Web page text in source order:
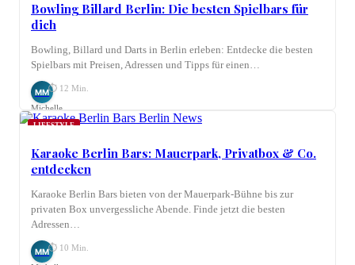
Bowling Billard Berlin: Die besten Spielbars für
dich
Bowling, Billard und Darts in Berlin erleben: Entdecke die besten
Spielbars mit Preisen, Adressen und Tipps für einen…
MM
Michelle
Möhring
⏱ 12 Min.
LIFESTYLE
Karaoke Berlin Bars: Mauerpark, Privatbox & Co.
entdecken
Karaoke Berlin Bars bieten von der Mauerpark-Bühne bis zur
privaten Box unvergessliche Abende. Finde jetzt die besten
Adressen…
MM⏱ 10 Min.